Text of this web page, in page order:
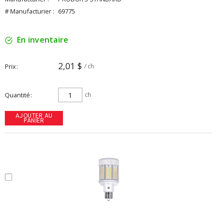
# Manufacturier : 69775
En inventaire
Prix 2,01 $ / ch
Quantité ch
AJOUTER AU
PANIER